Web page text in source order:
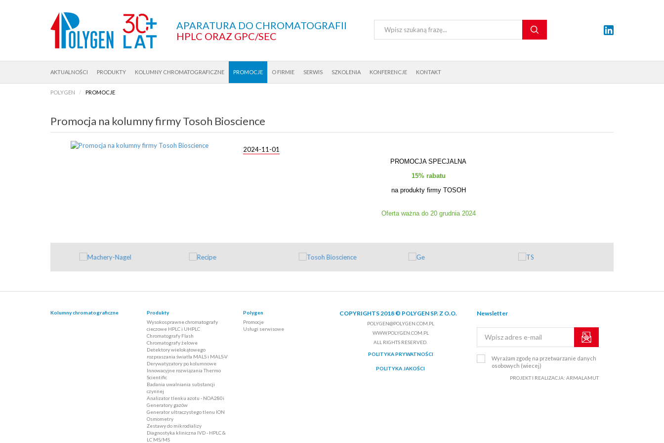
APARATURA DO CHROMATOGRAFII
HPLC ORAZ GPC/SEC
AKTUALNOŚCI PRODUKTY KOLUMNY CHROMATOGRAFICZNE PROMOCJE O FIRMIE SERWIS SZKOLENIA KONFERENCJE KONTAKT
POLYGEN PROMOCJE
Promocja na kolumny firmy Tosoh Bioscience
2024-11-01
PROMOCJA SPECJALNA
15% rabatu
na produkty firmy TOSOH
Oferta ważna do 20 grudnia 2024
Kolumny chromatograficzne
Produkty
Wysokosprawne chromatografy
cieczowe HPLC i UHPLC
Chromatografy Flash
Chromatografy żelowe
Detektory wielokątowego
rozpraszania światła MALS i MALS-V
Derywatyzatory po kolumnowe
Innowacyjne rozwiązania Thermo
Scientific
Badania uwalniania substancji
czynnej
Analizator tlenku azotu - NOA280i
Generatory gazów
Generator ultraczystego tlenu ION
Osmometry
Zestawy do mikrodializy
Diagnostyka kliniczna IVD - HPLC &
LC MS/MS
Polygen
Promocje
Usługi serwisowe
Newsletter
Wyrażam zgodę na przetwarzanie danych
osobowych (wiecej)
PROJEKT I REALIZACJA: ARMALAMUT
COPYRIGHTS 2018 © POLYGEN SP. Z O.O.
POLYGEN@POLYGEN.COM.PL
WWW.POLYGEN.COM.PL
ALL RIGHTS RESERVED.
POLITYKA PRYWATNOŚCI
POLITYKA JAKOŚCI